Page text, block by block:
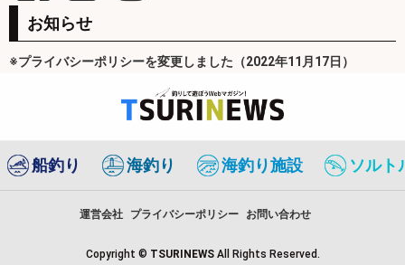
お知らせ
※プライバシーポリシーを変更しました（2022年11月17日）
船釣り 海釣り 海釣り施設 ソルト
運営会社 プライバシーポリシー お問い合わせ
Copyright © TSURINEWS All Rights Reserved.